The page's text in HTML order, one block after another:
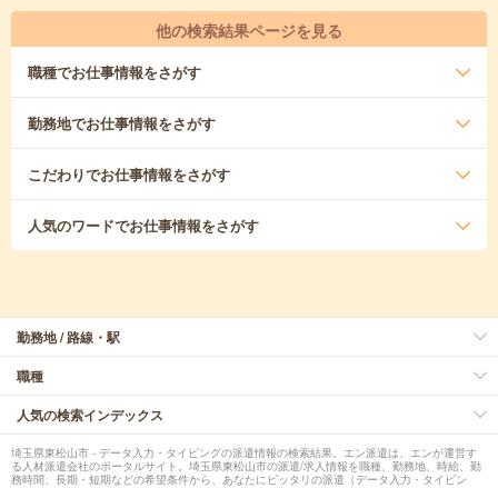
他の検索結果ページを見る
職種でお仕事情報をさがす
勤務地でお仕事情報をさがす
こだわりでお仕事情報をさがす
人気のワードでお仕事情報をさがす
勤務地 / 路線・駅
職種
人気の検索インデックス
埼玉県東松山市 - データ入力・タイピングの派遣情報の検索結果。エン派遣は、エンが運営す
る人材派遣会社のポータルサイト。埼玉県東松山市の派遣/求人情報を職種、勤務地、時給、勤
務時間、長期・短期などの希望条件から、あなたにピッタリの派遣（データ入力・タイピン